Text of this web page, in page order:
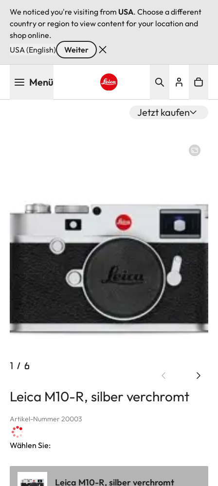
We noticed you're visiting from USA. Choose a different
country or region to view content for your location and
shop online.
USA (English)
Weiter
Menü
Jetzt kaufen
1 / 6
Leica M10-R, silber verchromt
Artikel-Nummer 20003
Wählen Sie:
Leica M10-R, silber verchromt